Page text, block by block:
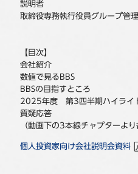
BBSグループネットワーク
説明者
取締役専務執行役員グループ
【目次】
会社紹介
数値で見るBBS
BBSの目指すところ
2025年度 第3四半期ハイライ
質疑応答
（動画下の3本線チャプターよ
個人投資家向け会社説明会資料